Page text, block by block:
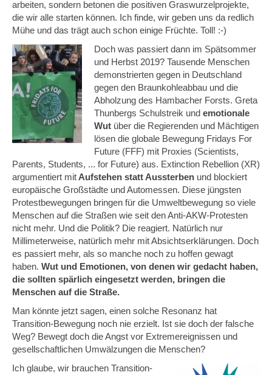
arbeiten, sondern betonen die positiven Graswurzelprojekte,
die wir alle starten können. Ich finde, wir geben uns da redlich
Mühe und das trägt auch schon einige Früchte. Toll! :-)
Doch was passiert dann im Spätsommer
und Herbst 2019? Tausende Menschen
demonstrierten gegen in Deutschland
gegen den Braunkohleabbau und die
Abholzung des Hambacher Forsts. Greta
Thunbergs Schulstreik und emotionale
Wut über die Regierenden und Mächtigen
lösen die globale Bewegung Fridays For
Future (FFF) mit Proxies (Scientists,
Parents, Students, ... for Future) aus. Extinction Rebellion (XR)
argumentiert mit Aufstehen statt Aussterben und blockiert
europäische Großstädte und Automessen. Diese jüngsten
Protestbewegungen bringen für die Umweltbewegung so viele
Menschen auf die Straßen wie seit den Anti-AKW-Protesten
nicht mehr. Und die Politik? Die reagiert. Natürlich nur
Millimeterweise, natürlich mehr mit Absichtserklärungen. Doch
es passiert mehr, als so manche noch zu hoffen gewagt
haben. Wut und Emotionen, von denen wir gedacht haben,
die sollten spärlich eingesetzt werden, bringen die
Menschen auf die Straße.
Man könnte jetzt sagen, einen solche Resonanz hat
Transition-Bewegung noch nie erzielt. Ist sie doch der falsche
Weg? Bewegt doch die Angst vor Extremereignissen und
gesellschaftlichen Umwälzungen die Menschen?
Ich glaube, wir brauchen Transition-